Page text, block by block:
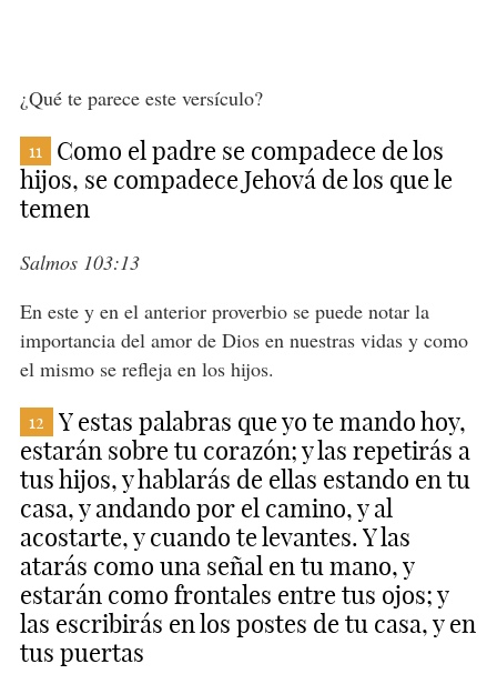
¿Qué te parece este versículo?
11
Como el padre se compadece de los
hijos, se compadece Jehová de los que le
temen
Salmos 103:13
En este y en el anterior proverbio se puede notar la
importancia del amor de Dios en nuestras vidas y como
el mismo se refleja en los hijos.
12
Y estas palabras que yo te mando hoy,
estarán sobre tu corazón; y las repetirás a
tus hijos, y hablarás de ellas estando en tu
casa, y andando por el camino, y al
acostarte, y cuando te levantes. Y las
atarás como una señal en tu mano, y
estarán como frontales entre tus ojos; y
las escribirás en los postes de tu casa, y en
tus puertas